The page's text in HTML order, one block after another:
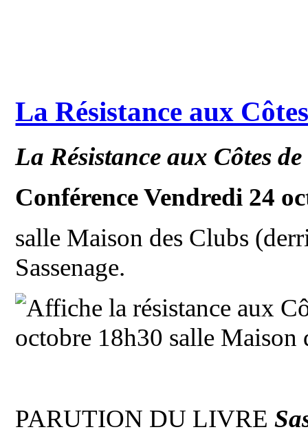
La Résistance aux
La Résistance aux Côtes de
Conférence Vendredi 24
salle Maison des Clubs
Sassenage.
PARUTION DU LIVRE